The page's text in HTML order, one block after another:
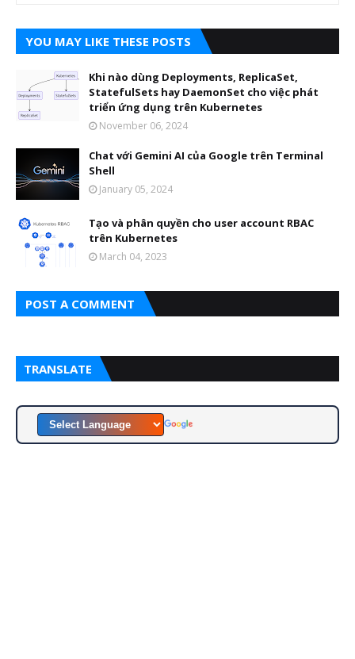
YOU MAY LIKE THESE POSTS
Khi nào dùng Deployments, ReplicaSet,
StatefulSets hay DaemonSet cho việc phát
triển ứng dụng trên Kubernetes
November 06, 2024
Chat với Gemini AI của Google trên Terminal
Shell
January 05, 2024
Tạo và phân quyền cho user account RBAC
trên Kubernetes
March 04, 2023
POST A COMMENT
TRANSLATE